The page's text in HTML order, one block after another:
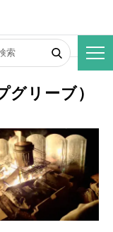
リーブ）
リーブ）